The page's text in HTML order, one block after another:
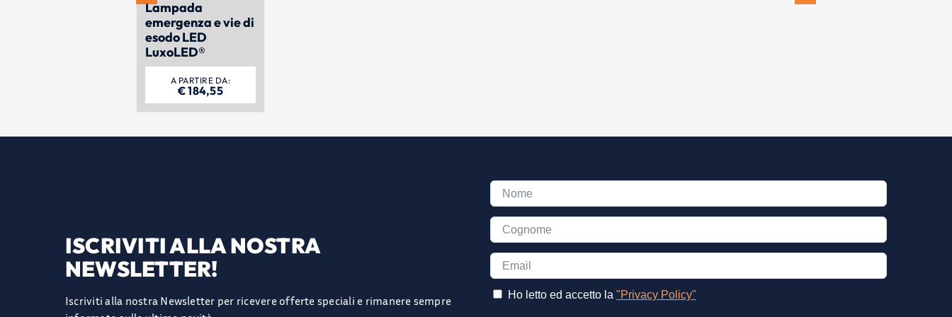
Lampada
emergenza e vie di
esodo LED
LuxoLED®
A PARTIRE DA:
€184,55
ISCRIVITI ALLA NOSTRA
NEWSLETTER!
Iscriviti alla nostra Newsletter per ricevere offerte speciali e rimanere sempre